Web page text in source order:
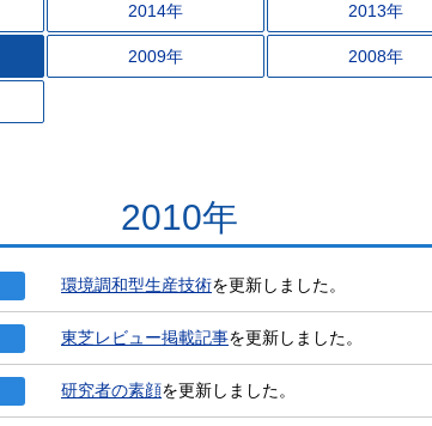
2014年 2013年
2009年 2008年
2010年
環境調和型生産技術を更新しました。
東芝レビュー掲載記事を更新しました。
研究者の素顔を更新しました。